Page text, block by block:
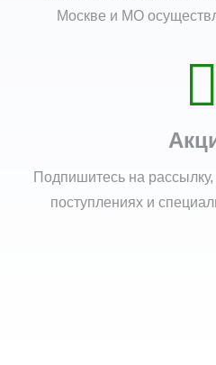
Москве и МО
Подпишитесь на
поступлениях и